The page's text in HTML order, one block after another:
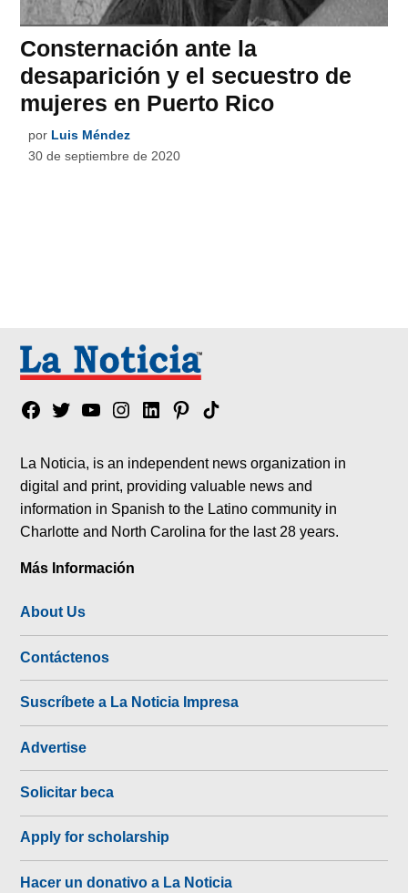
Consternación ante la
desaparición y el secuestro de
mujeres en Puerto Rico
por Luis Méndez
30 de septiembre de 2020
Facebook
TwitterYouTubeInstagram
LinkedinPinterest
Tik
La Noticia, is an independent news organization in
digital and print, providing valuable news and
information in Spanish to the Latino community in
Charlotte and North Carolina for the last 28 years.
Más Información
About Us
Contáctenos
Suscríbete a La Noticia Impresa
Advertise
Solicitar beca
Apply for scholarship
Hacer un donativo a La Noticia